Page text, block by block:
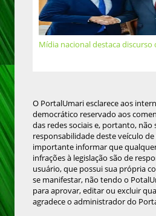
Mídia nacional destaca discurso
O PortalUmari esclarece aos
democrático reservado aos
das redes sociais e, portanto, não
responsabilidade deste veículo de
importante informar que
infrações à legislação são de
usuário, que possui sua própria
se manifestar, não tendo o
para aprovar, editar ou excluir
agradece o administrador do